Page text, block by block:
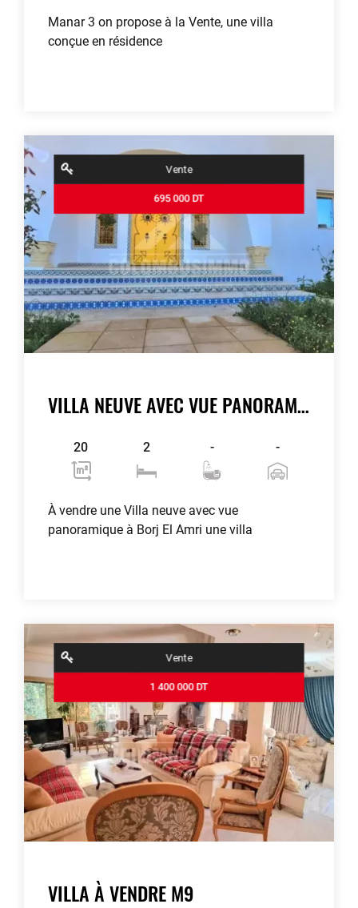
Manar 3 on propose à la Vente, une villa
conçue en résidence
Vente
695 000 DT
VILLA NEUVE AVEC VUE PANORAMIQUE À BORJ EL AMRI
20 2 - -
À vendre une Villa neuve avec vue
panoramique à Borj El Amri une villa
Vente
1 400 000 DT
VILLA À VENDRE M9